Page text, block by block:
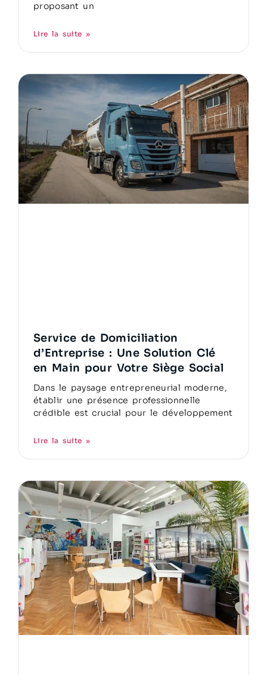
proposant un
Lire la suite »
Service de Domiciliation
d’Entreprise : Une Solution Clé
en Main pour Votre Siège Social
Dans le paysage entrepreneurial moderne,
établir une présence professionnelle
crédible est crucial pour le développement
Lire la suite »